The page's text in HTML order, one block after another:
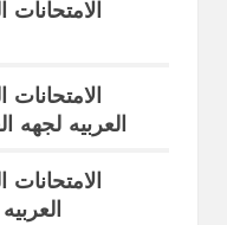
العربيه لجهه